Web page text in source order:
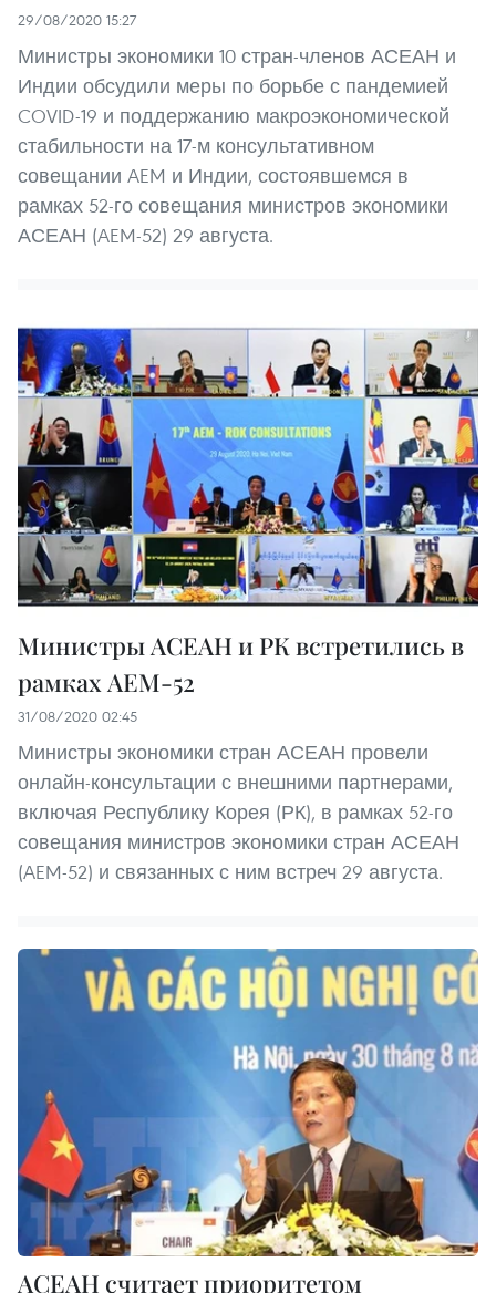
29/08/2020 15:27
Министры экономики 10 стран-членов АСЕАН и
Индии обсудили меры по борьбе с пандемией
COVID-19 и поддержанию макроэкономической
стабильности на 17-м консультативном
совещании AEM и Индии, состоявшемся в
рамках 52-го совещания министров экономики
АСЕАН (AEM-52) 29 августа.
Министры АСЕАН и РК встретились в
рамках AEM-52
31/08/2020 02:45
Министры экономики стран АСЕАН провели
онлайн-консультации с внешними партнерами,
включая Республику Корея (РК), в рамках 52-го
совещания министров экономики стран АСЕАН
(AEM-52) и связанных с ним встреч 29 августа.
АСЕАН считает приоритетом